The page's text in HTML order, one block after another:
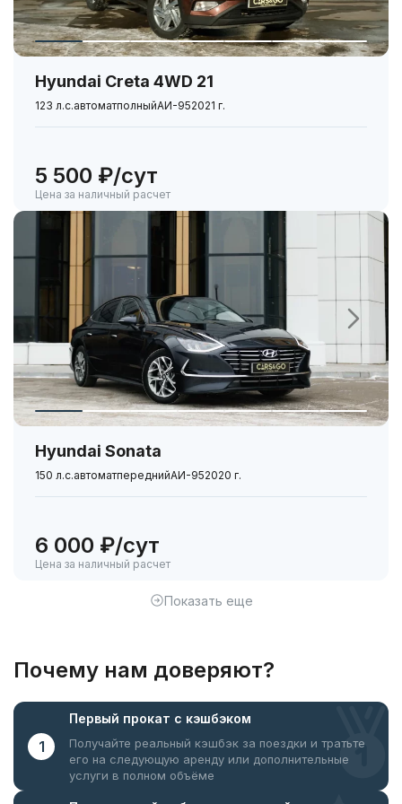
Hyundai Creta 4WD 21
123 л.с.автоматполныйАИ-952021 г.
5 500 ₽/сут
Цена за наличный расчет
Hyundai Sonata
150 л.с.автоматпереднийАИ-952020 г.
6 000 ₽/сут
Цена за наличный расчет
Показать еще
Почему нам доверяют?
1
Первый прокат с кэшбэком
Получайте реальный кэшбэк за поездки и тратьте
его на следующую аренду или дополнительные
услуги в полном объёме